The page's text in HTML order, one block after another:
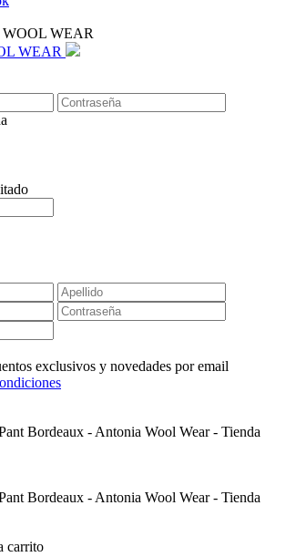
WEAR
exclusivos y novedades por email
carrito